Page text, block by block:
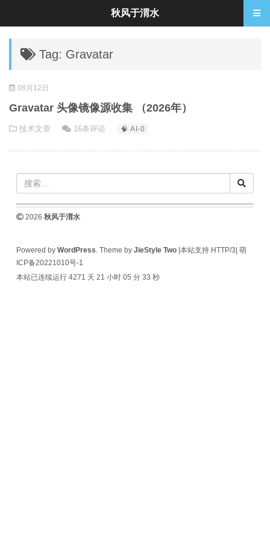
Tag: Gravatar
08月12日
Gravatar 头像镜像源收集 （2026年）
技术文章 16条评论 🧠 AI-0
2026 秋风于渭水
Powered by WordPress. Theme by JieStyle Two|本站支持 HTTP/3| 萌
ICP备20221010号-1
本站已连续运行 4271 天 21 小时 05 分 33 秒
秋风于渭水